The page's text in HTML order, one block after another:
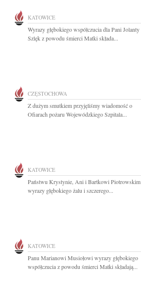
KATOWICE
Wyrazy głębokiego współczucia dla Pani Jolanty
Szlęk z powodu śmierci Matki składa...
CZĘSTOCHOWA
Z dużym smutkiem przyjęliśmy wiadomość o
Ofiarach pożaru Wojewódzkiego Szpitala...
KATOWICE
Państwu Krystynie, Ani i Bartkowi Piotrowskim
wyrazy głębokiego żalu i szczerego...
KATOWICE
Panu Marianowi Musiołowi wyrazy głębokiego
współczucia z powodu śmierci Matki składają...